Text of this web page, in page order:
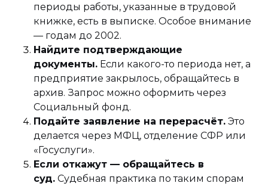
периоды работы, указанные в трудовой
книжке, есть в выписке. Особое внимание
— годам до 2002.
Найдите подтверждающие
документы. Если какого-то периода нет, а
предприятие закрылось, обращайтесь в
архив. Запрос можно оформить через
Социальный фонд.
Подайте заявление на перерасчёт. Это
делается через МФЦ, отделение СФР или
«Госуслуги».
Если откажут — обращайтесь в
суд. Судебная практика по таким спорам